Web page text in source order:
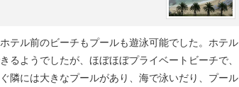
アメニティーはロクシタンが用意されています。
テル前のビーチもプールも遊泳可能でした。ホテル
ようでしたが、ほぼほぼプライベートビーチで、
隣には大きなプールがあり、海で泳いだり、プール